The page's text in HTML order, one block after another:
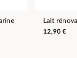
Lait
12,90 €